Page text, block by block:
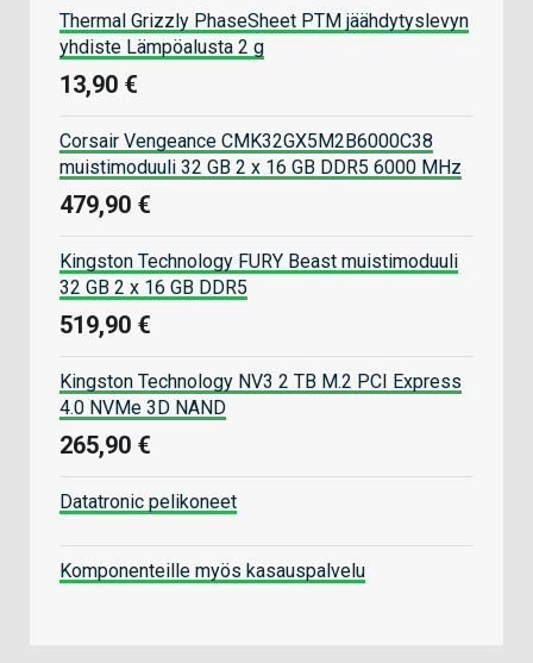
Thermal Grizzly PhaseSheet PTM jäähdytyslevyn
yhdiste Lämpöalusta 2 g
13,90 €
Corsair Vengeance CMK32GX5M2B6000C38
muistimoduuli 32 GB 2 x 16 GB DDR5 6000 MHz
479,90 €
Kingston Technology FURY Beast muistimoduuli
32 GB 2 x 16 GB DDR5
519,90 €
Kingston Technology NV3 2 TB M.2 PCI Express
4.0 NVMe 3D NAND
265,90 €
Datatronic pelikoneet
Komponenteille myös kasauspalvelu